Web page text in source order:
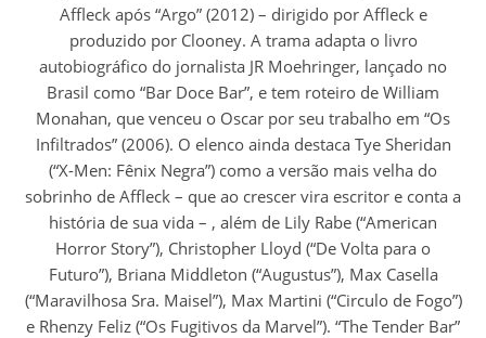
Affleck após “Argo” (2012) – dirigido por Affleck e
produzido por Clooney. A trama adapta o livro
autobiográfico do jornalista JR Moehringer, lançado no
Brasil como “Bar Doce Bar”, e tem roteiro de William
Monahan, que venceu o Oscar por seu trabalho em “Os
Infiltrados” (2006). O elenco ainda destaca Tye Sheridan
(“X-Men: Fênix Negra”) como a versão mais velha do
sobrinho de Affleck – que ao crescer vira escritor e conta a
história de sua vida – , além de Lily Rabe (“American
Horror Story”), Christopher Lloyd (“De Volta para o
Futuro”), Briana Middleton (“Augustus”), Max Casella
(“Maravilhosa Sra. Maisel”), Max Martini (“Circulo de Fogo”)
e Rhenzy Feliz (“Os Fugitivos da Marvel”). “The Tender Bar”